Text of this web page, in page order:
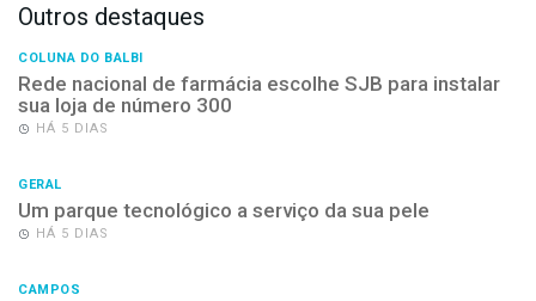
Outros destaques
COLUNA DO BALBI
Rede nacional de farmácia escolhe SJB para instalar
sua loja de número 300
HÁ 5 DIAS
GERAL
Um parque tecnológico a serviço da sua pele
HÁ 5 DIAS
CAMPOS